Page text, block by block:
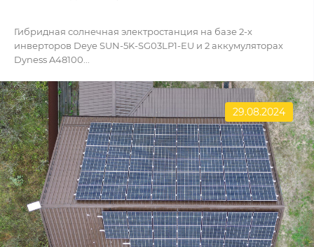
Гибридная солнечная электростанция на базе 2-х
инверторов Deye SUN-5K-SG03LP1-EU и 2 аккумуляторах
Dyness A48100...
29.08.2024